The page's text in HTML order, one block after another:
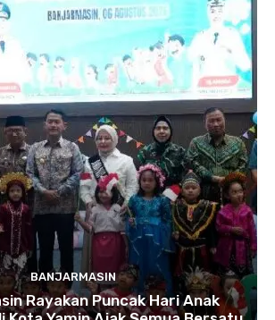
BANJARMASIN
Rayakan Puncak Hari Anak